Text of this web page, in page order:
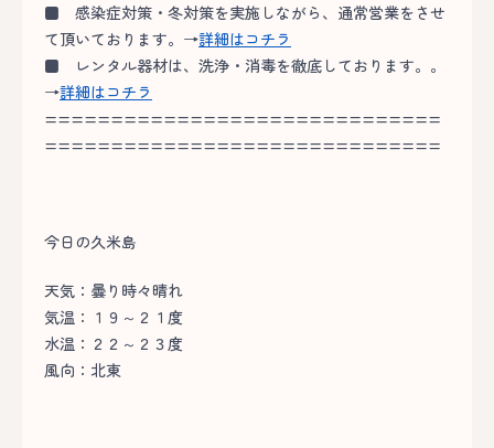
■ 感染症対策・冬対策を実施しながら、通常営業をさせ
て頂いております。→詳細はコチラ
■ レンタル器材は、洗浄・消毒を徹底しております。。
→詳細はコチラ
==============================
==============================
今日の久米島
天気：曇り時々晴れ
気温：１９～２１度
水温：２２～２３度
風向：北東